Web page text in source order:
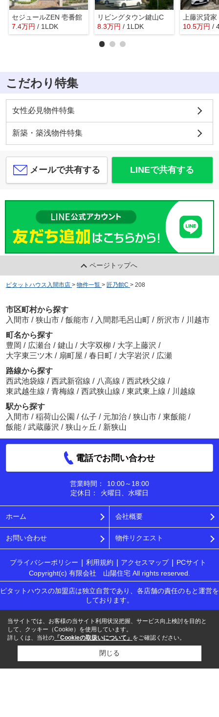
セジュールZEN 壱番館
7.4万円 / 1LDK
リビングタウン鍵山C
8.3万円 / 1LDK
上藤沢貸家
10.5万円 /
こだわり特集
女性必見物件特集
新築・築浅物件特集
メールで共有する LINEで共有する
ページトップへ
ピタットハウス入間市店 > 物件一覧 > 匠乃館C > 208
市区町村から探す
入間市 / 狭山市 / 飯能市 / 入間郡毛呂山町 / 所沢市 / 川越市
町名から探す
豊岡 / 広瀬台 / 鍵山 / 大字双柳 / 大字上藤沢 /
大字東三ツ木 / 扇町屋 / 春日町 / 大字岩沢 / 広瀬
路線から探す
西武池袋線 / 西武新宿線 / 八高線 / 西武秩父線 /
東武越生線 / 青梅線 / 西武狭山線 / 東武東上線 / 川越線
駅から探す
入間市 / 稲荷山公園 / 仏子 / 元加治 / 狭山市 / 東飯能 /
飯能 / 武蔵藤沢 / 狭山ヶ丘 / 新狭山
電話でお問い合わせ
営業時間：
10:00～18:00
定休日：
火曜日、水曜日
ホーム 会社概要
お問い合わせ 物件リクエスト
プライバシーポリシー 利用規約 アクセスマップ
PCサイト
Copyright(c) 有限会社 山陽住宅 All rights reserved.
ピタットハウスの加盟店は独立自営であり、各店舗の責任のもと運営を
しております。
当サイトでは、お客様の当サイト利用状況把握、サービス向上検討を目的と
して、クッキー（Cookie）を使用しています。
詳しくは、当社の 「Cookieの取扱いについて」 をご確認ください。
閉じる